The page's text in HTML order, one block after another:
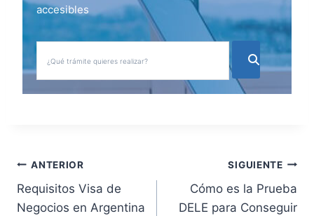
accesibles
N
a
ANTERIOR
Requisitos Visa de
Negocios en Argentina
SIGUIENTE
Cómo es la Prueba
DELE para Conseguir